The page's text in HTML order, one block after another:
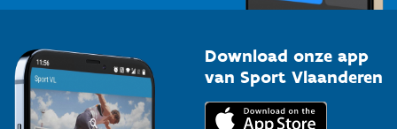
Download onze app
van Sport Vlaanderen